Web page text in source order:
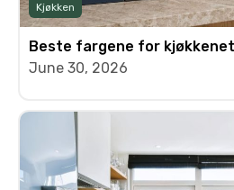
Kjøkken
Beste fargene for kjøkkenet
June 30, 2026